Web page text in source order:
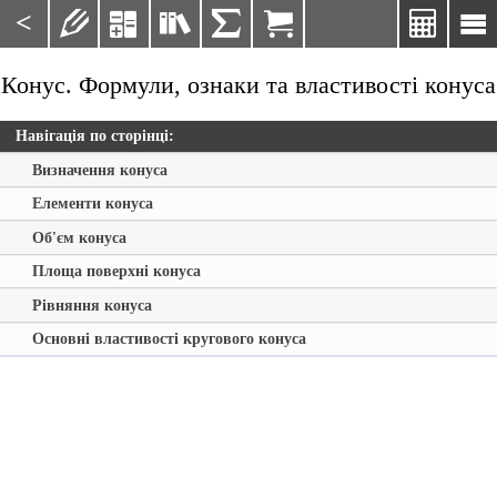
< 

    
Конус. Формули, ознаки та властивості конуса
Навігація по сторінці:
Визначення конуса
Елементи конуса
Об'єм конуса
Площа поверхні конуса
Рівняння конуса
Основні властивості кругового конуса